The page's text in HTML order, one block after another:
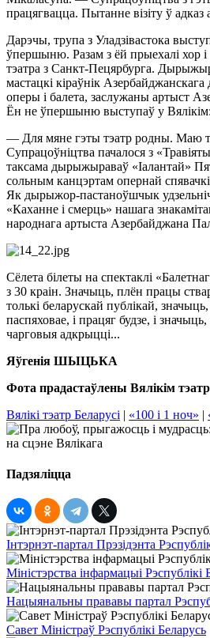
працягвацца. Пытанне візіту ў адказ
Дарэчы, трупа з Уладзівастока
ўпершыню. Разам з ёй прыехалі хор і
тэатра з Санкт-Пецярбурга.
мастацкі кіраўнік Азербайджанскага
оперы і балета, заслужаны артыст
Ён не ўпершыню выступаў у Вялікім:
— Для мяне гэты тэатр родны. Маю
Супрацоўніцтва пачалося з
таксама дырыжыраваў «Іалантай»
сольным канцэртам опернай
Як дырыжор-пастаноўшчык
«Каханне і смерць» нашага
народнага артыста Азербайджана
Сёлета білеты на спектаклі
з 30 краін. Значыць, плён працы
толькі беларускай публікай,
паспяховае, і працяг будзе, і
чарговыя адкрыцці...
Яўгенія ШЫЦЬКА
Фота прадастаўлены Вялікім
Вялікі тэатр Беларусі | «100 і 1 ноч» |
Падзяліцца
Інтэрнэт-партал Прэзідэнта
Міністэрства інфармацыі Рэспублікі
Нацыянальны прававы партал
Савет Міністраў Рэспублікі Беларусь